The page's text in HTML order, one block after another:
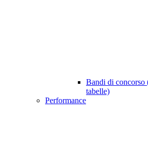
Bandi di concorso
tabelle)
Performance